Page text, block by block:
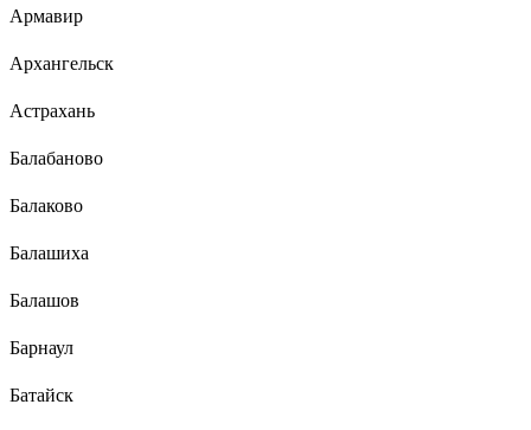
Армавир
Архангельск
Астрахань
Балабаново
Балаково
Балашиха
Балашов
Барнаул
Батайск